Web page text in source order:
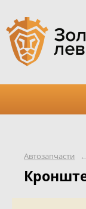
Автозапчасти ←